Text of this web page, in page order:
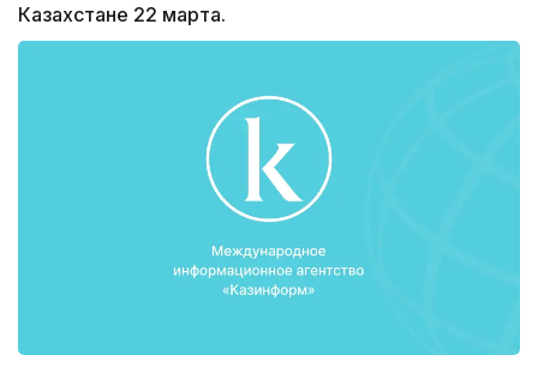
Казахстане 22 марта.